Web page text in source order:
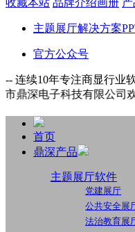
收藏本站 品牌介绍画册
主题展厅解决方案
官方公众号
-- 连续10年专注商显行业
技有限公司欢迎您！
首页
鼎深产品
主题展厅软件
党建展厅
公共安全展
法治教育展